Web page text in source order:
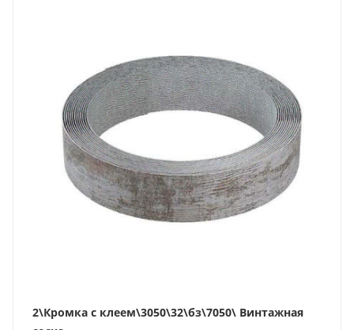
2\Кромка с клеем\3050\32\бз\7050\ Винтажная